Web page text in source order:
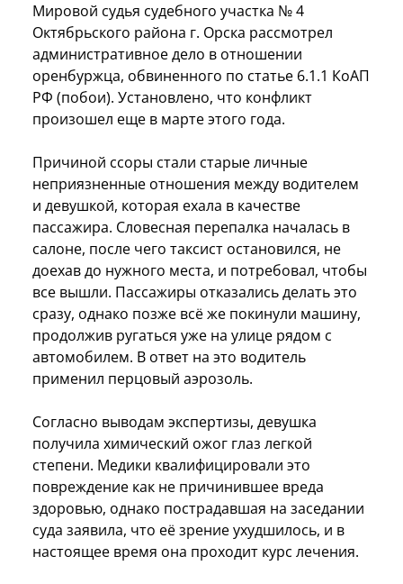
Мировой судья судебного участка № 4
Октябрьского района г. Орска рассмотрел
административное дело в отношении
оренбуржца, обвиненного по статье 6.1.1 КоАП
РФ (побои). Установлено, что конфликт
произошел еще в марте этого года.
Причиной ссоры стали старые личные
неприязненные отношения между водителем
и девушкой, которая ехала в качестве
пассажира. Словесная перепалка началась в
салоне, после чего таксист остановился, не
доехав до нужного места, и потребовал, чтобы
все вышли. Пассажиры отказались делать это
сразу, однако позже всё же покинули машину,
продолжив ругаться уже на улице рядом с
автомобилем. В ответ на это водитель
применил перцовый аэрозоль.
Согласно выводам экспертизы, девушка
получила химический ожог глаз легкой
степени. Медики квалифицировали это
повреждение как не причинившее вреда
здоровью, однако пострадавшая на заседании
суда заявила, что её зрение ухудшилось, и в
настоящее время она проходит курс лечения.